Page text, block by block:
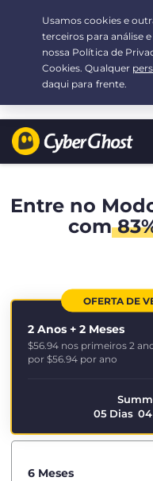
Sua escolha: a melhor
Entre no
com
OFERTA DE
2 Anos + 2 Meses
$56.94 nos primeiros 2
por $56.94 por ano
05 Dias 04
6 Meses